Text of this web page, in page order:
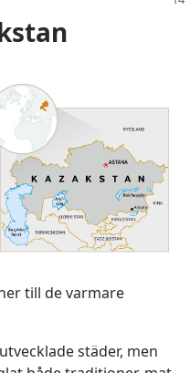
till de varmare
städer, men